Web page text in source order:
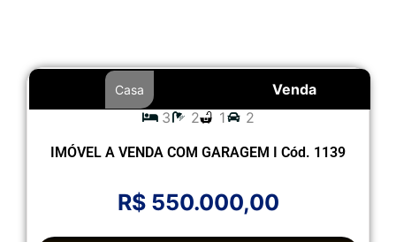
Venda
Casa
3 2 1 2
IMÓVEL A VENDA COM GARAGEM I Cód. 1139
R$ 550.000,00